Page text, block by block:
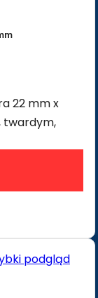
22 mm x
twardym,
podgląd